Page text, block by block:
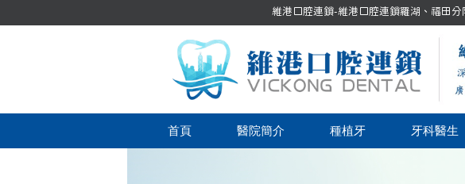
維港口腔連鎖-維港口腔連鎖羅湖、福田
首頁 醫院簡介 種植牙 牙科醫生